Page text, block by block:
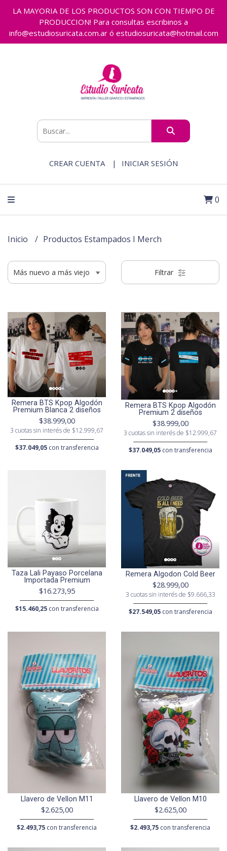
LA MAYORIA DE LOS PRODUCTOS SON CON TIEMPO DE
PRODUCCION! Para consultas escribinos a
info@estudiosuricata.com.ar ó estudiosuricata@hotmail.com
CREAR CUENTA INICIAR SESIÓN
0
Inicio Productos Estampados I Merch
Filtrar
Remera BTS Kpop Algodón
Premium Blanca 2 diseños
$38.999,00
3 cuotas sin interés de $12.999,67
$37.049,05con transferencia
Remera BTS Kpop Algodón
Premium 2 diseños
$38.999,00
3 cuotas sin interés de $12.999,67
$37.049,05con transferencia
Taza Lali Payaso Porcelana
Importada Premium
$16.273,95
$15.460,25con transferencia
Remera Algodon Cold Beer
$28.999,00
3 cuotas sin interés de $9.666,33
$27.549,05con transferencia
Llavero de Vellon M11
$2.625,00
$2.493,75 con transferencia
Llavero de Vellon M10
$2.625,00
$2.493,75 con transferencia